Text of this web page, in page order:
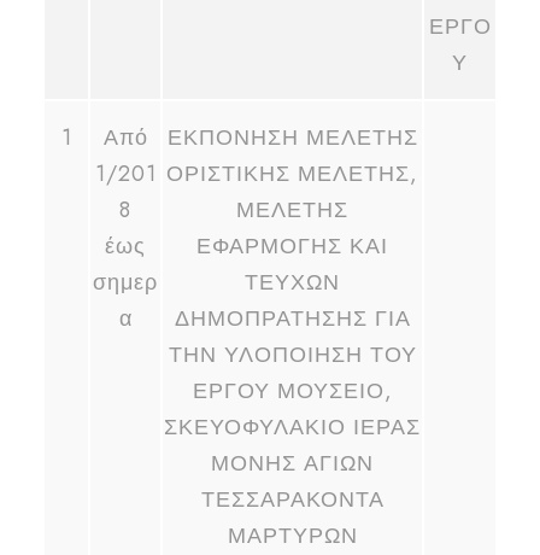
ΕΡΓΟ
Υ
1
Από
1/201
8
έως
σημερ
α
ΕΚΠΟΝΗΣΗ ΜΕΛΕΤΗΣ
ΟΡΙΣΤΙΚΗΣ ΜΕΛΕΤΗΣ,
ΜΕΛΕΤΗΣ
ΕΦΑΡΜΟΓΗΣ ΚΑΙ
ΤΕΥΧΩΝ
ΔΗΜΟΠΡΑΤΗΣΗΣ ΓΙΑ
ΤΗΝ ΥΛΟΠΟΙΗΣΗ ΤΟΥ
ΕΡΓΟΥ ΜΟΥΣΕΙΟ,
ΣΚΕΥΟΦΥΛΑΚΙΟ ΙΕΡΑΣ
ΜΟΝΗΣ ΑΓΙΩΝ
ΤΕΣΣΑΡΑΚΟΝΤΑ
ΜΑΡΤΥΡΩΝ